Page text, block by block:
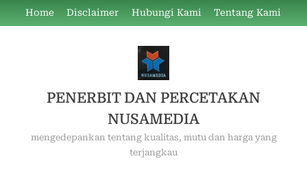
to
Home Disclaimer Hubungi Kami Tentang Kami
PENERBIT DAN PERCETAKAN
NUSAMEDIA
mengedepankan tentang kualitas, mutu dan harga yang
terjangkau